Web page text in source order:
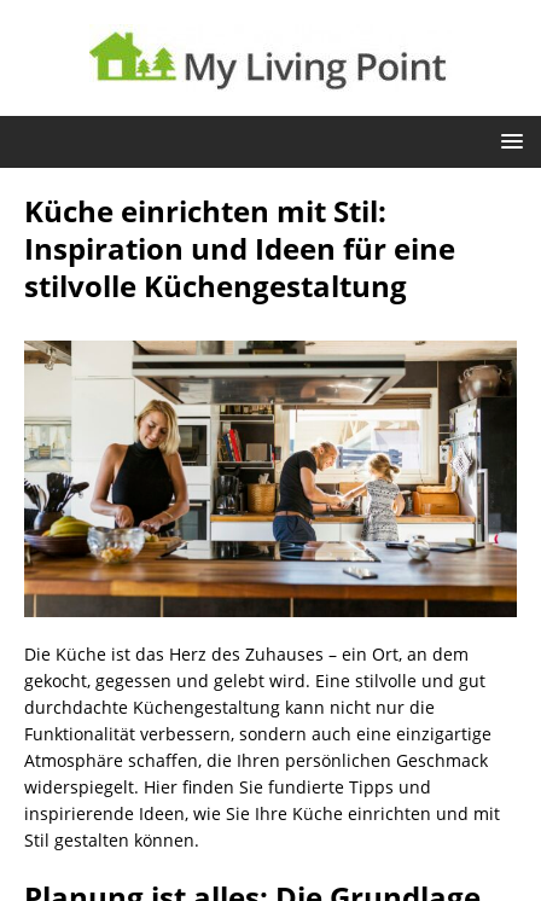
Küche einrichten mit Stil:
Inspiration und Ideen für eine
stilvolle Küchengestaltung
Die Küche ist das Herz des Zuhauses – ein Ort, an dem
gekocht, gegessen und gelebt wird. Eine stilvolle und gut
durchdachte Küchengestaltung kann nicht nur die
Funktionalität verbessern, sondern auch eine einzigartige
Atmosphäre schaffen, die Ihren persönlichen Geschmack
widerspiegelt. Hier finden Sie fundierte Tipps und
inspirierende Ideen, wie Sie Ihre Küche einrichten und mit
Stil gestalten können.